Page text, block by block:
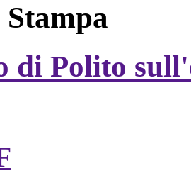
Stampa
Polito